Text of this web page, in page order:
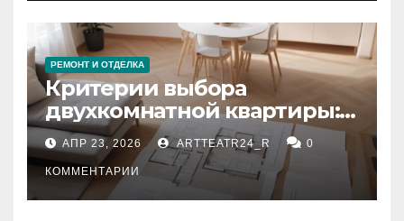
РЕМОНТ И ОТДЕЛКА
Критерии выбора
двухкомнатной квартиры:
планировка, площадь,
состояние и документация
АПР 23, 2026 ARTTEATR24_R 0
КОММЕНТАРИИ